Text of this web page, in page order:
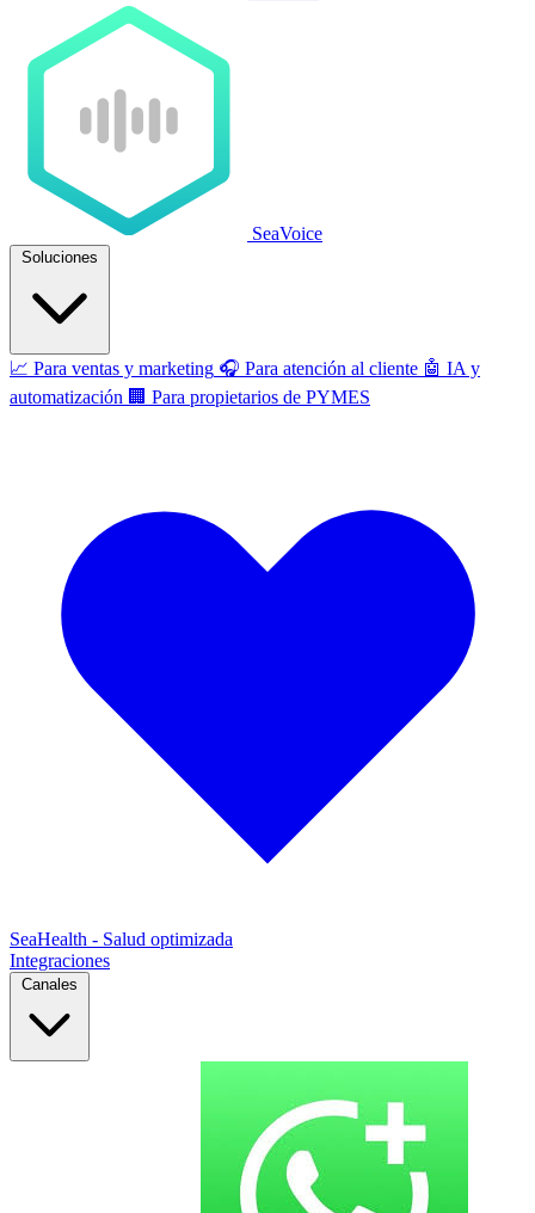
SeaVoice
Soluciones
📈 Para ventas y marketing 🎧 Para atención al cliente 🤖 IA y
automatización 🏢 Para propietarios de PYMES
SeaHealth - Salud optimizada
Integraciones
Canales